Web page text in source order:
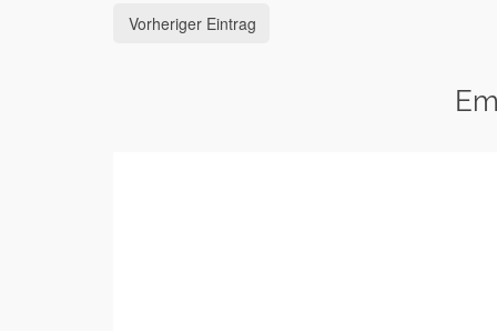
Vorheriger Eintrag